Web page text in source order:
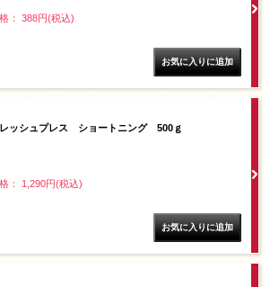
： 388円(税込)
ッシュプレス ショートニング 500ｇ
： 1,290円(税込)